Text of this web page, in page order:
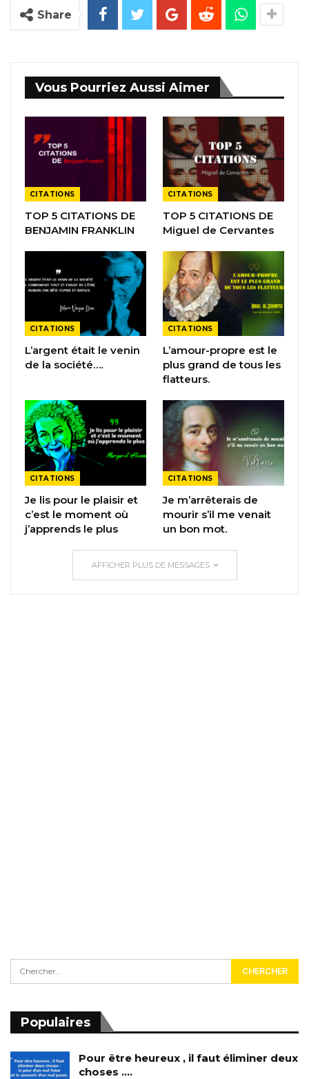
Share
Vous Pourriez Aussi Aimer
CITATIONS
TOP 5 CITATIONS DE
BENJAMIN FRANKLIN
CITATIONS
TOP 5 CITATIONS DE
Miguel de Cervantes
CITATIONS
L’argent était le venin
de la société….
CITATIONS
L’amour-propre est le
plus grand de tous les
flatteurs.
CITATIONS
Je lis pour le plaisir et
c’est le moment où
j’apprends le plus
CITATIONS
Je m’arrêterais de
mourir s’il me venait
un bon mot.
AFFICHER PLUS DE MESSAGES
Populaires
Pour être heureux , il faut éliminer deux
choses ….